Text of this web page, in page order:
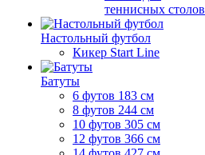
теннисных столов
Настольный футбол
Кикер Start Line
Батуты
6 футов 183 см
8 футов 244 см
10 футов 305 см
12 футов 366 см